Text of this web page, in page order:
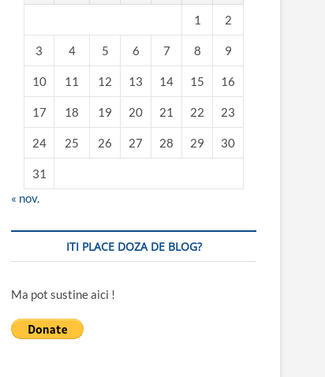
1 2
3 4 5 6 7 8 9
10 11 12 13 14 15 16
17 18 19 20 21 22 23
24 25 26 27 28 29 30
31
« nov.
ITI PLACE DOZA DE BLOG?
Ma pot sustine aici !